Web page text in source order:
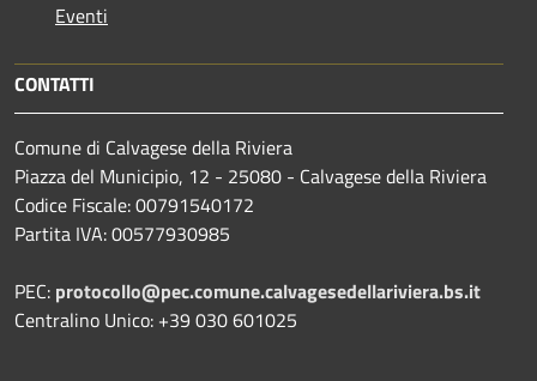
Eventi
CONTATTI
Comune di Calvagese della Riviera
Piazza del Municipio, 12 - 25080 - Calvagese della Riviera
Codice Fiscale: 00791540172
Partita IVA: 00577930985
PEC: protocollo@pec.comune.calvagesedellariviera.bs.it
Centralino Unico: +39 030 601025